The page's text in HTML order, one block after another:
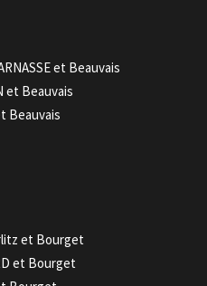
et Beauvais
et Beauvais
Beauvais
et Bourget
et Bourget